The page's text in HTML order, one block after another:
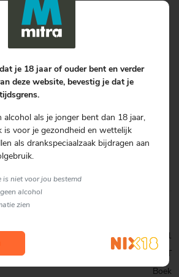
in je winterse huispak. In
60 recepten met Baileys voor alle
cocktails en sensationele desserts tot
en luxe pannenkoekjes. En wat dacht je
Rocky Road, verrukkelijk
Allemaal perfect voor een
Dus duik in deze recepten en verwen
0001051921
Boek
je 18 jaar of ouder bent en verder
deze website, bevestig je dat je
alcohol als je jonger bent dan 18 jaar,
is voor je gezondheid en wettelijk
als drankspeciaalzaak bijdragen aan
is niet voor jou bestemd
alcohol
zien